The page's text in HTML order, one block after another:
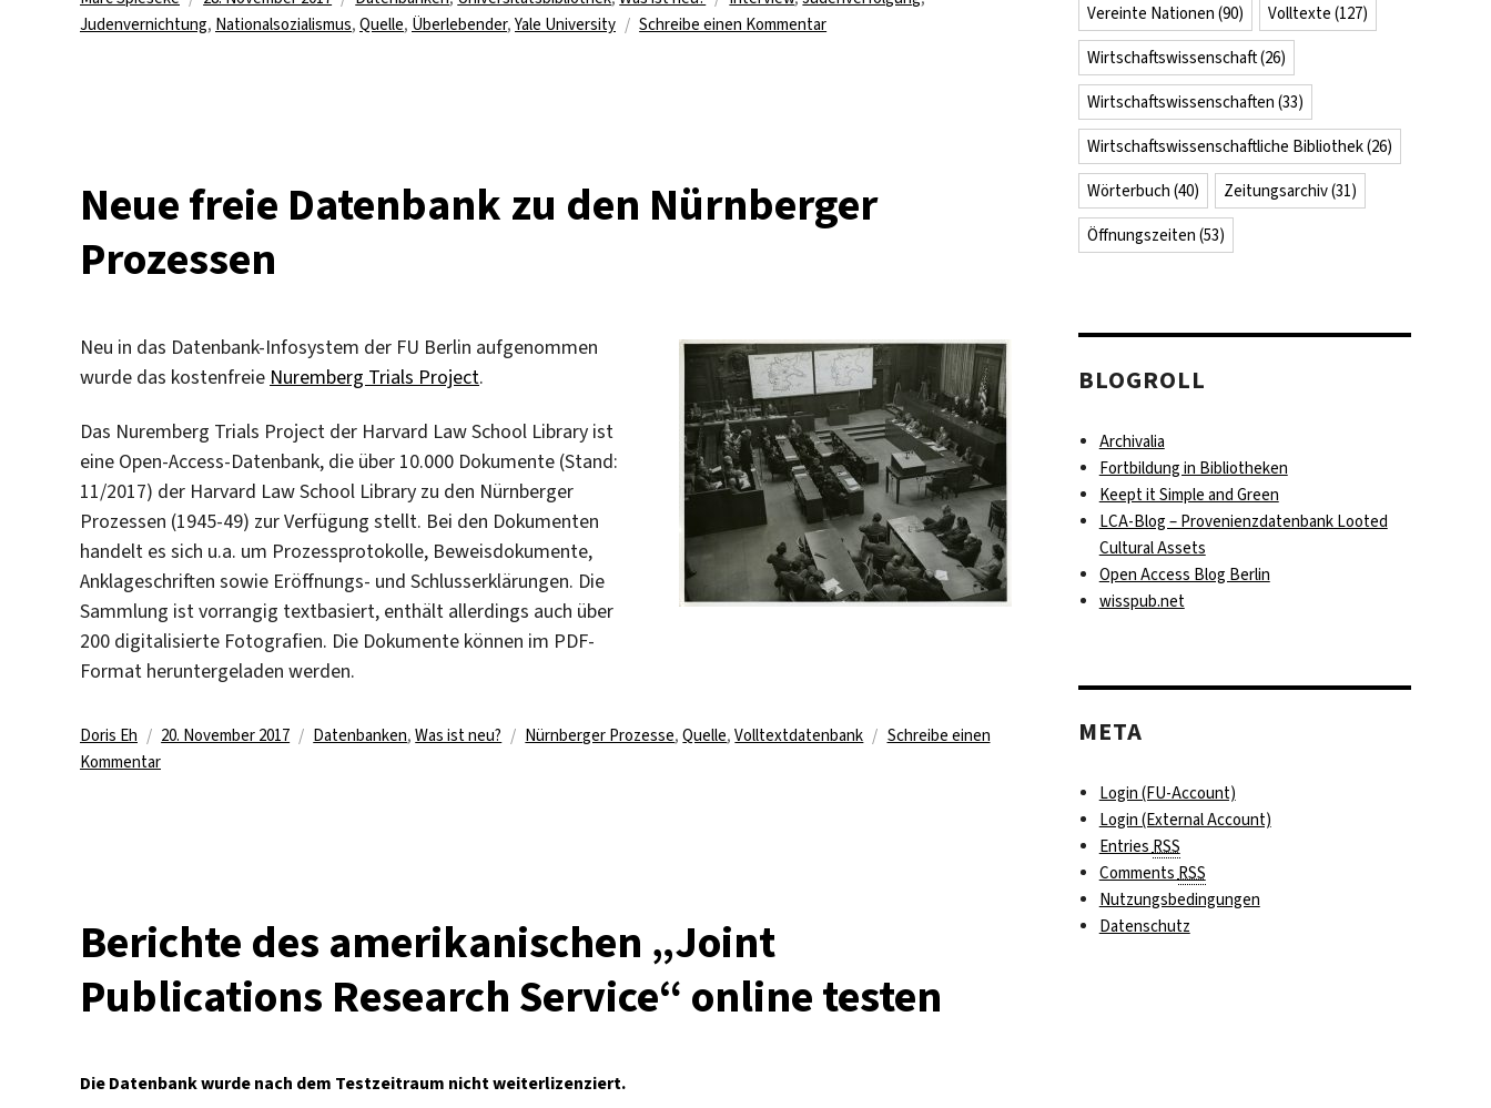
am
Judenvernichtung, Nationalsozialismus, Quelle, Überlebender, Yale University Schreibe einen Kommentarzu
Neue freie Datenbank zu den Nürnberger
Prozessen
Neu in das Datenbank-Infosystem der FU Berlin aufgenommen
wurde das kostenfreie Nuremberg Trials Project.
Das Nuremberg Trials Project der Harvard Law School Library ist
eine Open-Access-Datenbank, die über 10.000 Dokumente (Stand:
11/2017) der Harvard Law School Library zu den Nürnberger
Prozessen (1945-49) zur Verfügung stellt. Bei den Dokumenten
handelt es sich u.a. um Prozessprotokolle, Beweisdokumente,
Anklageschriften sowie Eröffnungs- und Schlusserklärungen. Die
Sammlung ist vorrangig textbasiert, enthält allerdings auch über
200 digitalisierte Fotografien. Die Dokumente können im PDF-
Format heruntergeladen werden.
Autor
Doris Eh
Veröffentlicht
am
20. November 2017 Kategorien
Datenbanken,Was ist neu? Schlagwörter
Nürnberger Prozesse,Quelle,Volltextdatenbank
Schreibe einen
Kommentarzu
Nürnberger
Prozessen
Berichte des amerikanischen „Joint
Publications Research Service“ online testen
Die Datenbank wurde nach dem Testzeitraum nicht weiterlizenziert.
Vereinte Nationen (90) Volltexte (127)
Wirtschaftswissenschaft(26)
Wirtschaftswissenschaften (33)
Wirtschaftswissenschaftliche Bibliothek(26)
Wörterbuch (40) Zeitungsarchiv(31)
Öffnungszeiten (53)
BLOGROLL
Archivalia
Fortbildung in Bibliotheken
Keept it Simple and Green
LCA-Blog – Provenienzdatenbank Looted
Cultural Assets
Open Access Blog Berlin
wisspub.net
META
Login (FU-Account)
Login (External Account)
EntriesRSS
CommentsRSS
Nutzungsbedingungen
Datenschutz